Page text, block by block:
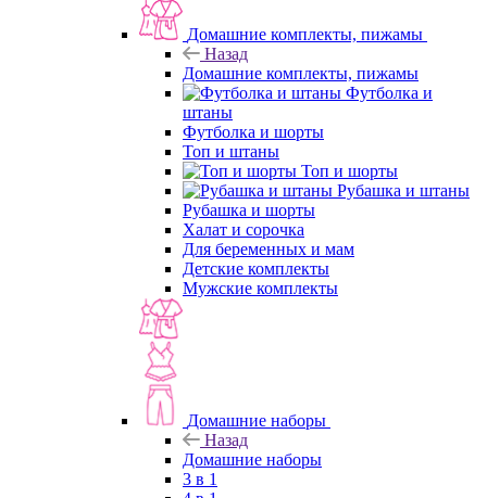
Домашние комплекты, пижамы
Назад
Домашние комплекты, пижамы
Футболка и
штаны
Футболка и шорты
Топ и штаны
Топ и шорты
Рубашка и штаны
Рубашка и шорты
Халат и сорочка
Для беременных и мам
Детские комплекты
Мужские комплекты
Домашние наборы
Назад
Домашние наборы
3 в 1